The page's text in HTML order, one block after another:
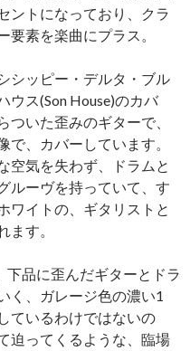
ントになっており、クラ
要素を楽曲にプラス。
シッピー・デルタ・ブル
ウス(Son House)のカバ
いた歪みのギターで、
、カバーしています。
空気を失わず、ドラムと
ルーヴを持っていて、す
ワイトの、ギタリストと
ます。
品に歪んだギターとドラ
く、ガレージ色の濃い1
ているわけではないの
迫ってくるような、臨場